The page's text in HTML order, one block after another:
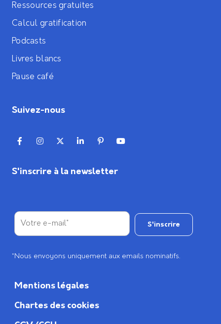
Ressources gratuites
Calcul gratification
Podcasts
Livres blancs
Pause café
Suivez-nous
S'inscrire à la newsletter
*Nous envoyons uniquement aux emails nominatifs.
Mentions légales
Chartes des cookies